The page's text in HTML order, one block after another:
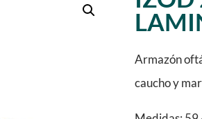
Armazón
caucho y